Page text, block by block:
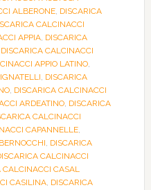
ALBERONE, DISCARICA
CALCINACCI
APPIA, DISCARICA
DISCARICA CALCINACCI
APPIO LATINO,
, DISCARICA
, DISCARICA CALCINACCI
ARDEATINO, DISCARICA
CALCINACCI
CAPANNELLE,
, DISCARICA
CALCINACCI
CALCINACCI CASAL
CASILINA, DISCARICA